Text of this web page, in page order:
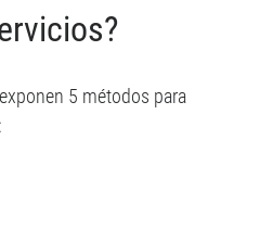
5 métodos para